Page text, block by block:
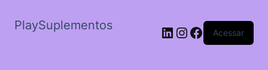
PlaySuplementos LinkedIn
Instagram
Facebook
Acessar